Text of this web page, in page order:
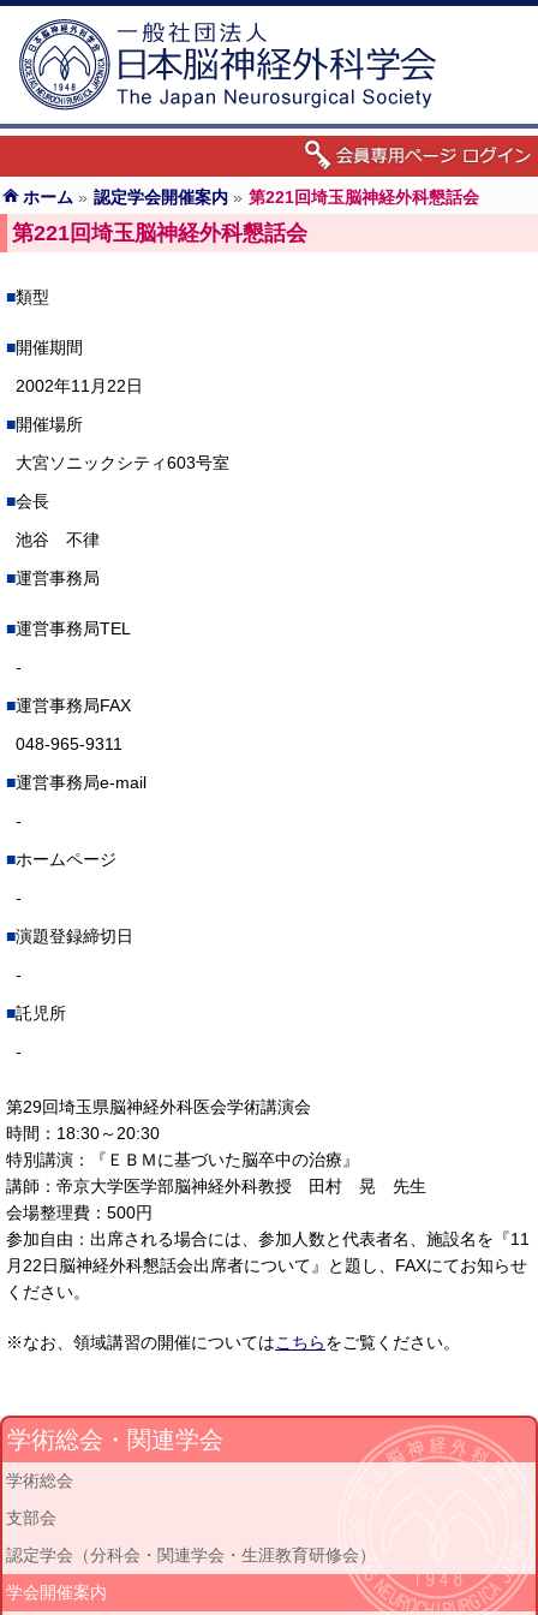
ホーム » 認定学会開催案内 » 第221回埼玉脳神経外科懇話会
第221回埼玉脳神経外科懇話会
類型
開催期間
2002年11月22日
開催場所
大宮ソニックシティ603号室
会長
池谷 不律
運営事務局
運営事務局TEL
-
運営事務局FAX
048-965-9311
運営事務局e-mail
-
ホームページ
-
演題登録締切日
-
託児所
-
第29回埼玉県脳神経外科医会学術講演会
時間：18:30～20:30
特別講演：『ＥＢＭに基づいた脳卒中の治療』
講師：帝京大学医学部脳神経外科教授 田村 晃 先生
会場整理費：500円
参加自由：出席される場合には、参加人数と代表者名、施設名を『11
月22日脳神経外科懇話会出席者について』と題し、FAXにてお知らせ
ください。
※なお、領域講習の開催についてはこちらをご覧ください。
学術総会・関連学会
学術総会
支部会
認定学会（分科会・関連学会・生涯教育研修会）
学会開催案内